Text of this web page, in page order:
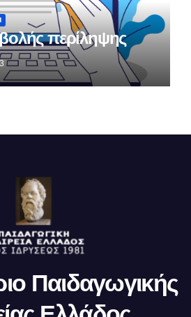
περίληψης
Παιδαγωγικής